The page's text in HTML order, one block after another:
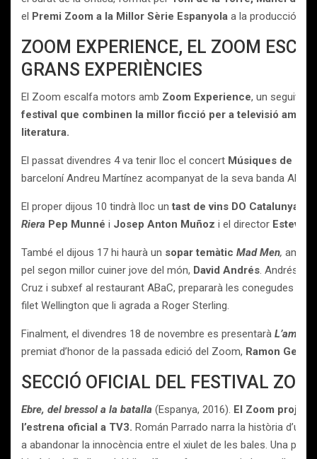
el Premi Zoom a la Millor Sèrie Espanyola a la producció de
ZOOM EXPERIENCE, EL ZOOM
GRANS EXPERIÈNCIES
El Zoom escalfa motors amb Zoom Experience, un seguit d’
festival que combinen la millor ficció per a televisió amb
literatura.
El passat divendres 4 va tenir lloc el concert Músiques de
barceloní Andreu Martínez acompanyat de la seva banda AM
El proper dijous 10 tindrà lloc untast de vins DO Catalunya,
Riera Pep Munné i Josep Anton Muñoz i el director Esteve
També el dijous 17 hi haurà un sopar temàtic Mad Men, amb
pel segon millor cuiner jove del món, David Andrés. Andrés,
Cruz i subxef al restaurant ABaC, prepararà les conegudes
filet Wellington que li agrada a Roger Sterling.
Finalment, el divendres 18 de novembre es presentarà L’amor
premiat d’honor de la passada edició del Zoom, Ramon Gener
SECCIÓ OFICIAL DEL FESTIVAL
Ebre, del bressol a la batalla (Espanya, 2016). El Zoom
l’estrena oficial a TV3. Román Parrado narra la història d’uns
a abandonar la innocència entre el xiulet de les bales. Una